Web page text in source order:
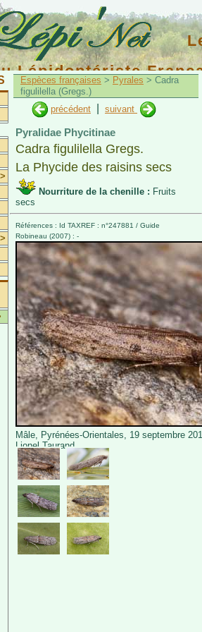
Lépidoptériste
>
>
Espèces françaises > Pyrales > Cadra
figulilella (Gregs.)
précédent
suivant
Pyralidae Phycitinae
Cadra figulilella Gregs.
La Phycide des raisins secs
Nourriture de la chenille : Fruits
secs
Références : Id TAXREF : n°247881 / Guide
Robineau (2007) : -
Mâle, Pyrénées-Orientales, 19 septembre
Lionel Taurand.